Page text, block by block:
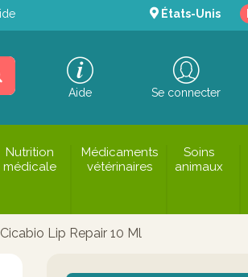
États-Unis
Aide Se connecter
Nutrition
médicale
Médicaments
vétérinaires
Soins
animaux
Lip Repair 10 Ml